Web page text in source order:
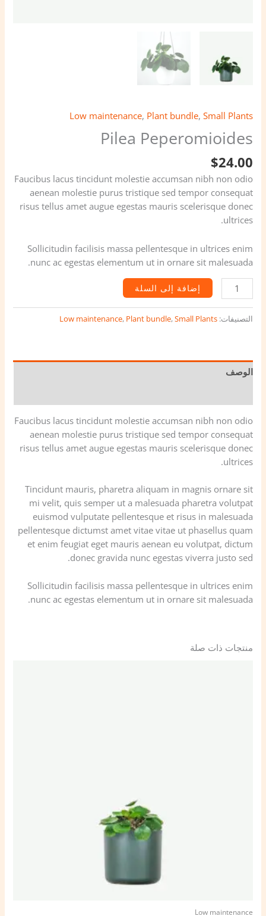
Low maintenance, Plant bundle, Small Plants
Pilea Peperomioides
$24.00
Faucibus lacus tincidunt molestie accumsan nibh non odio
aenean molestie purus tristique sed tempor consequat
risus tellus amet augue egestas mauris scelerisque donec
ultrices.
Sollicitudin facilisis massa pellentesque in ultrices enim
nunc ac egestas elementum ut in ornare sit malesuada.
إضافة إلى السلة
التصنيفات: Low maintenance, Plant bundle,Small Plants
الوصف
Faucibus lacus tincidunt molestie accumsan nibh non odio
aenean molestie purus tristique sed tempor consequat
risus tellus amet augue egestas mauris scelerisque donec
ultrices.
Tincidunt mauris, pharetra aliquam in magnis ornare sit
mi velit, quis semper ut a malesuada pharetra volutpat
euismod vulputate pellentesque et risus in malesuada
pellentesque dictumst amet vitae vitae ut phasellus quam
et enim feugiat eget mauris aenean eu volutpat, dictum
donec gravida nunc egestas viverra justo sed.
Sollicitudin facilisis massa pellentesque in ultrices enim
nunc ac egestas elementum ut in ornare sit malesuada.
منتجات ذات صلة
Low maintenance